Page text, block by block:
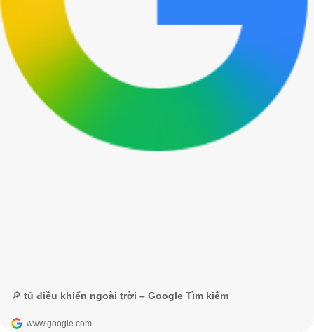
🔎 tủ điều khiển ngoài trời – Google Tìm kiếm
www.google.com